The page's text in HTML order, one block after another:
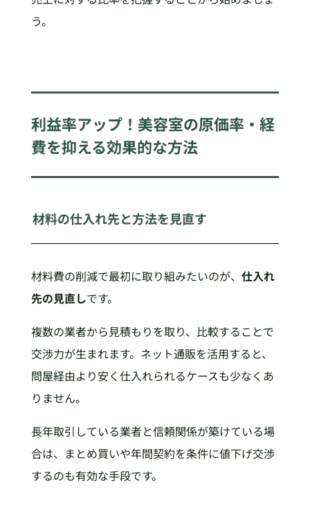
う。
利益率アップ！美容室の原価率・経
費を抑える効果的な方法
材料の仕入れ先と方法を見直す
材料費の削減で最初に取り組みたいのが、 仕入れ
先の見直しです。
複数の業者から見積もりを取り、比較することで
交渉力が生まれます。ネット通販を活用すると、
問屋経由より安く仕入れられるケースも少なくあ
りません。
長年取引している業者と信頼関係が築けている場
合は、まとめ買いや年間契約を条件に値下げ交渉
するのも有効な手段です。